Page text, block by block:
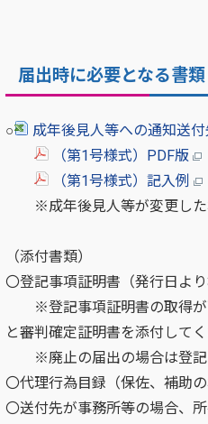
届出時に必要となる書類
○ 成年後見人等への通知送
（第1号様式）PDF版
（第1号様式）記入例
※成年後見人等が変更した
（添付書類）
〇登記事項証明書（発行日より
※登記事項証明書の取得が
と審判確定証明書を添付してく
※廃止の届出の場合は登記
〇代理行為目録（保佐、補助の
〇送付先が事務所等の場合、